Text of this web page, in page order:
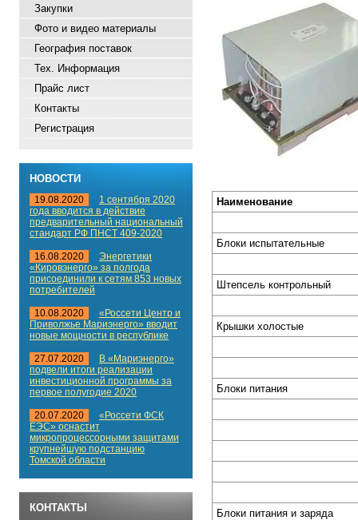
Наименование
Блоки испытательные
Штепсель контрольный
Крышки холостые
Блоки питания
Блоки питания и заряда
Закупки
Фото и видео материалы
География поставок
Тех. Информация
Прайс лист
Контакты
Регистрация
НОВОСТИ
19.08.2020
1 сентября 2020
года вводится в действие
предварительный национальный
стандарт РФ ПНСТ 409-2020
16.08.2020
Энергетики
«Кировэнерго» за полгода
присоединили к сетям 853 новых
потребителей
10.08.2020
«Россети Центр и
Приволжье Мариэнерго» вводит
новые мощности в республике
27.07.2020
В «Мариэнерго»
подвели итоги реализации
инвестиционной программы за
первое полугодие 2020
20.07.2020
«Россети ФСК
ЕЭС» оснастит
микропроцессорными защитами
крупнейшую подстанцию
Томской области
КОНТАКТЫ